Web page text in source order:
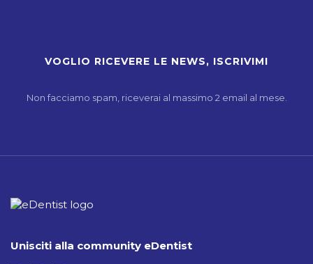
Non facciamo spam, riceverai al massimo 2 email al mese.
Unisciti alla community eDentist